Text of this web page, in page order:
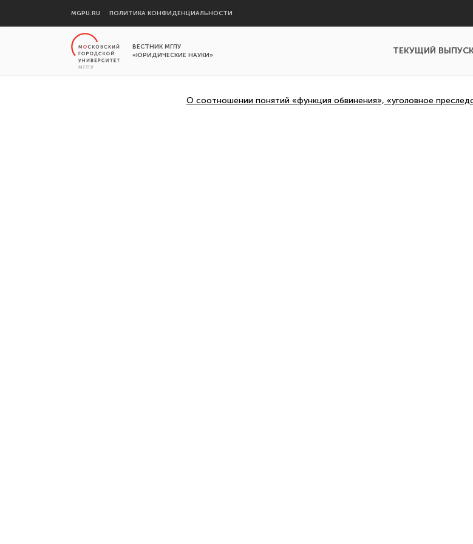
MGPU.RU ПОЛИТИКА КОНФИДЕНЦИАЛЬНОСТИ
ВЕСТНИК МГПУ
«ЮРИДИЧЕСКИЕ НАУКИ»
ТЕКУЩИЙ
О соотношении понятий «функция обвинения», «уголовное